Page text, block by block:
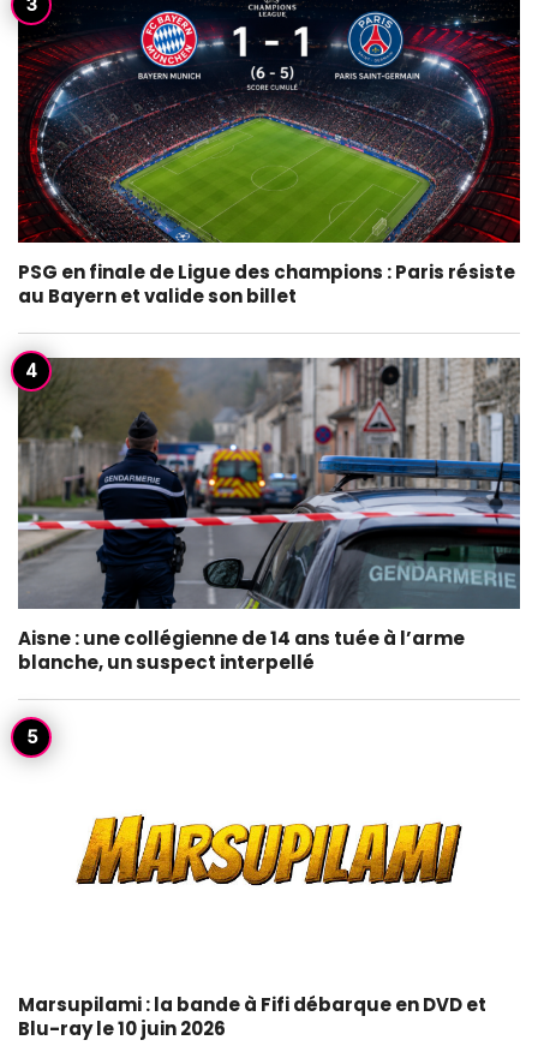
PSG en finale de Ligue des champions : Paris résiste
au Bayern et valide son billet
Aisne : une collégienne de 14 ans tuée à l’arme
blanche, un suspect interpellé
Marsupilami : la bande à Fifi débarque en DVD et
Blu-ray le 10 juin 2026